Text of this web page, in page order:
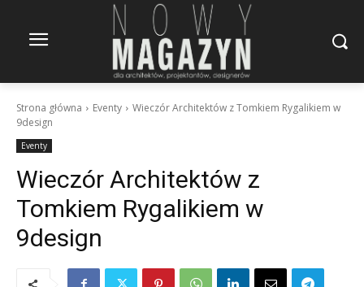
Strona główna Eventy
Wieczór Architektów z Tomkiem Rygalikiem w
9design
Eventy
Wieczór Architektów z
Tomkiem Rygalikiem w
9design